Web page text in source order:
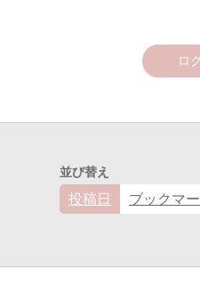
ロ
並び替え
投稿日 ブックマ